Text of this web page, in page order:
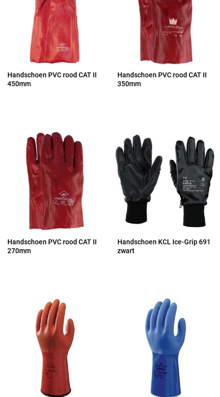
Handschoen PVC rood CAT II
450mm
Handschoen PVC rood CAT II
350mm
Handschoen PVC rood CAT II
270mm
Handschoen KCL Ice-Grip 691
zwart